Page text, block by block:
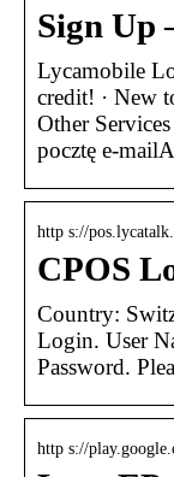
Sign Up
Lycamobile
credit! · New
Other
pocztę e-
http s://
CPOS
Country:
Login. User
Password.
http s://